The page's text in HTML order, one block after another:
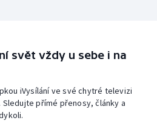
svět vždy u sebe i na
iVysílání ve své chytré televizi
přímé přenosy, články a